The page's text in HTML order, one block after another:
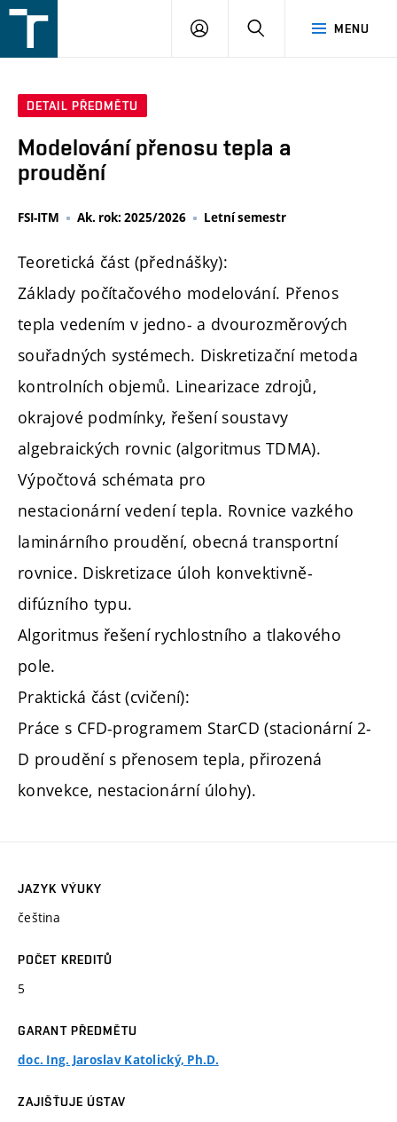
v
MENU
PŘIHLÁŠENÍ
DETAIL PŘEDMĚTU
Modelování přenosu tepla a
proudění
FSI-ITM Ak. rok: 2025/2026 Letní semestr
Teoretická část (přednášky):
Základy počítačového modelování. Přenos
tepla vedením v jedno- a dvourozměrových
souřadných systémech. Diskretizační metoda
kontrolních objemů. Linearizace zdrojů,
okrajové podmínky, řešení soustavy
algebraických rovnic (algoritmus TDMA).
Výpočtová schémata pro
nestacionární vedení tepla. Rovnice vazkého
laminárního proudění, obecná transportní
rovnice. Diskretizace úloh konvektivně-
difúzního typu.
Algoritmus řešení rychlostního a tlakového
pole.
Praktická část (cvičení):
Práce s CFD-programem StarCD (stacionární 2-
D proudění s přenosem tepla, přirozená
konvekce, nestacionární úlohy).
JAZYK VÝUKY
čeština
POČET KREDITŮ
5
GARANT PŘEDMĚTU
doc. Ing. Jaroslav Katolický, Ph.D.
ZAJIŠŤUJE ÚSTAV